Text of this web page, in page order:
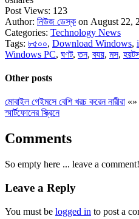
Post Views: 123
Author: নিউজ ডেস্ক on August 22,
Categories: Technology News
Tags: ৮৫০০, Download Windows,
Windows PC, ঘণট,তন, বযয়, মস,
Other posts
মোবাইল গেইমসে বেশি খরচ করেন নারীরা «»
স্মার্টফোনের স্ক্রিনে
Comments
So empty here ... leave a comment!
Leave a Reply
You must be logged in to post a